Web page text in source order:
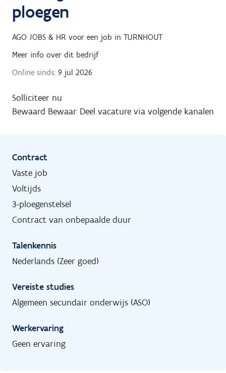
ploegen
AGO JOBS & HR voor een job in TURNHOUT
Meer info over dit bedrijf
Online sinds: 9 jul 2026
Solliciteer nu
Bewaard Bewaar Deel vacature via volgende kanalen
Contract
Vaste job
Voltijds
3-ploegenstelsel
Contract van onbepaalde duur
Talenkennis
Nederlands (Zeer goed)
Vereiste studies
Algemeen secundair onderwijs (ASO)
Werkervaring
Geen ervaring